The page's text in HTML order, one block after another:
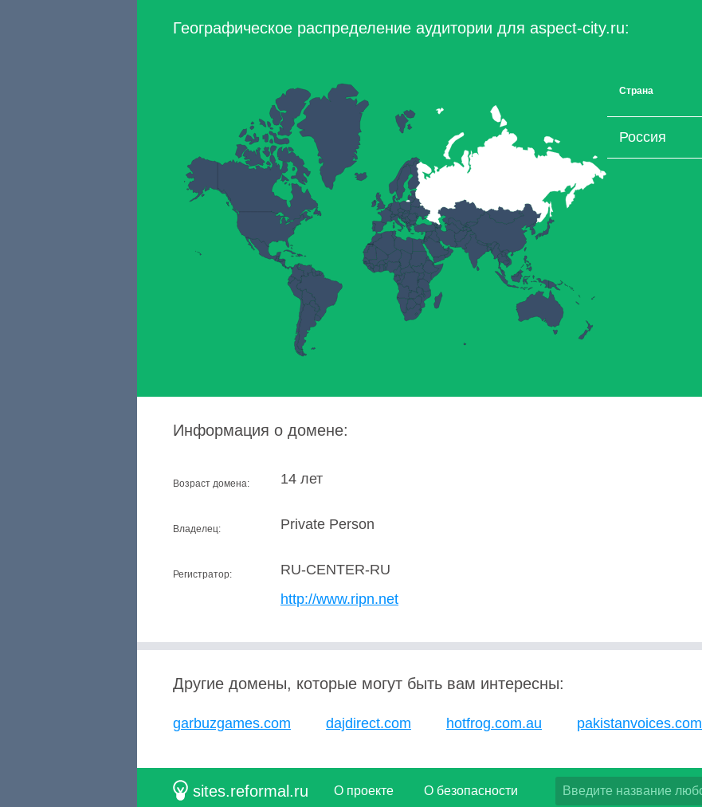
Географическое распределение аудитории для aspect-city.ru:
Страна
Россия
Информация о домене:
Возраст домена: 14 лет
Владелец: Private Person
Регистратор:
RU-CENTER-RU
http://www.ripn.net
Другие домены, которые могут быть вам интересны:
garbuzgames.com dajdirect.com hotfrog.com.au pakistanvoices.com
sites.reformal.ru О проекте О безопасности